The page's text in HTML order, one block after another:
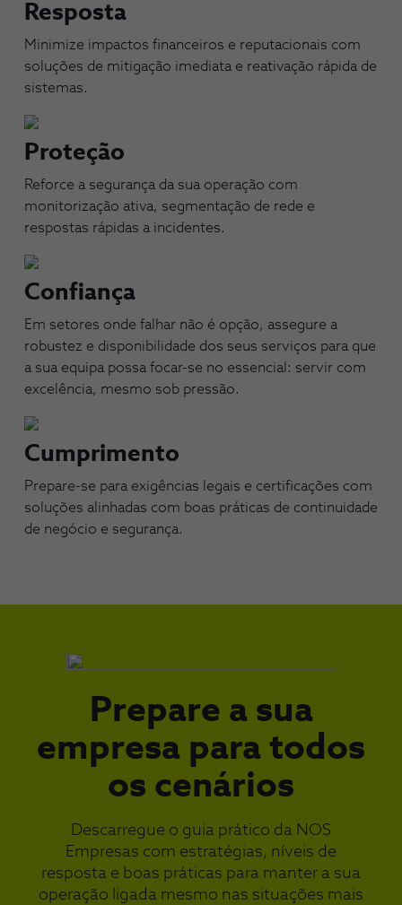
Resposta
Minimize impactos financeiros e reputacionais com
soluções de mitigação imediata e reativação rápida de
sistemas.​
Proteção
Reforce a segurança da sua operação com
monitorização ativa, segmentação de rede e
respostas rápidas a incidentes.​
Confiança
Em setores onde falhar não é opção, assegure a
robustez e disponibilidade dos seus serviços para que
a sua equipa possa focar-se no essencial: servir com
excelência, mesmo sob pressão.​
Cumprimento​
Prepare-se para exigências legais e certificações com
soluções alinhadas com boas práticas de continuidade
de negócio e segurança.​
Prepare a sua
empresa para todos
os cenários
Descarregue o guia prático da NOS
Empresas com estratégias, níveis de
resposta e boas práticas para manter a sua
operação ligada mesmo nas situações mais